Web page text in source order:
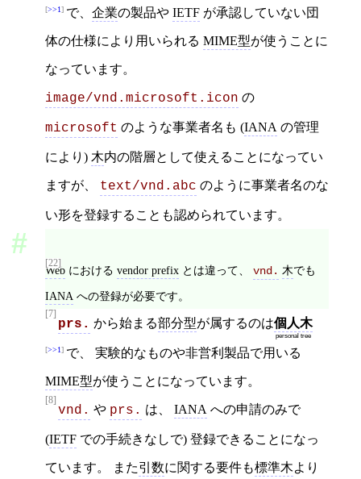
>>1 で、 企業の製品や IETF が承認していない団
体の仕様により用いられる MIME型が使うことに
なっています。
image/vnd.microsoft.icon の
microsoft のような事業者名も (IANA の管理
により) 木内の階層として使えることになってい
ますが、 text/vnd.abc のように事業者名のな
い形を登録することも認められています。
[22]
Web における vendor prefix とは違って、 vnd. 木でも
IANA への登録が必要です。
[7]
prs. から始まる部分型が属するのは個人木
personal tree
>>1 で、 実験的なものや非営利製品で用いる
MIME型が使うことになっています。
[8]
vnd. や prs. は、 IANA への申請のみで
(IETF での手続きなしで) 登録できることになっ
ています。 また引数に関する要件も標準木より